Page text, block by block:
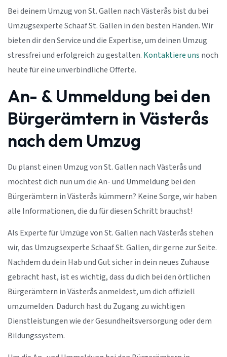
Bei deinem Umzug von St. Gallen nach Västerås bist du bei
Umzugsexperte Schaaf St. Gallen in den besten Händen. Wir
bieten dir den Service und die Expertise, um deinen Umzug
stressfrei und erfolgreich zu gestalten. Kontaktiere uns noch
heute für eine unverbindliche Offerte.
An- & Ummeldung bei den
Bürgerämtern in Västerås
nach dem Umzug
Du planst einen Umzug von St. Gallen nach Västerås und
möchtest dich nun um die An- und Ummeldung bei den
Bürgerämtern in Västerås kümmern? Keine Sorge, wir haben
alle Informationen, die du für diesen Schritt brauchst!
Als Experte für Umzüge von St. Gallen nach Västerås stehen
wir, das Umzugsexperte Schaaf St. Gallen, dir gerne zur Seite.
Nachdem du dein Hab und Gut sicher in dein neues Zuhause
gebracht hast, ist es wichtig, dass du dich bei den örtlichen
Bürgerämtern in Västerås anmeldest, um dich offiziell
umzumelden. Dadurch hast du Zugang zu wichtigen
Dienstleistungen wie der Gesundheitsversorgung oder dem
Bildungssystem.